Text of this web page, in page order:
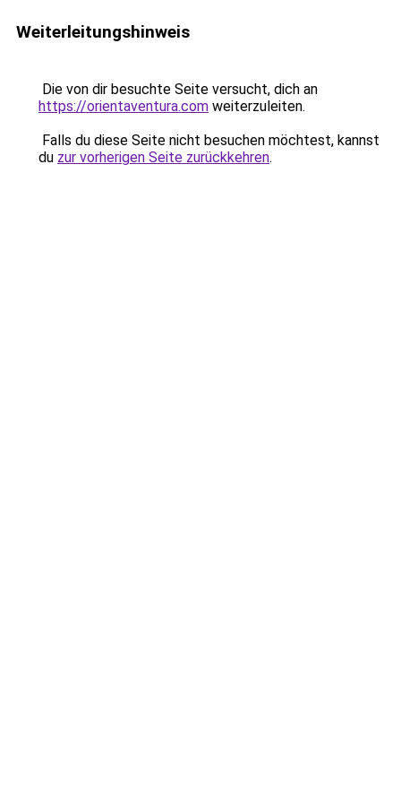
Weiterleitungshinweis
Die von dir besuchte Seite versucht, dich an
https://orientaventura.com weiterzuleiten.
Falls du diese Seite nicht besuchen möchtest, kannst
du zur vorherigen Seite zurückkehren.